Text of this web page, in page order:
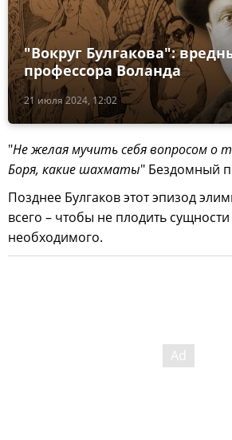
21 июля 2024, 12:02
"Вокруг Булгакова":
профессора Воланда
"Не желая мучить себя вопросом о
Боря, какие шахматы" Бездомный
Позднее Булгаков этот эпизод
всего – чтобы не плодить сущности
необходимого.